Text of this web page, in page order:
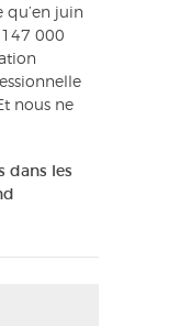
qu’en juin
000
nous ne
dans les